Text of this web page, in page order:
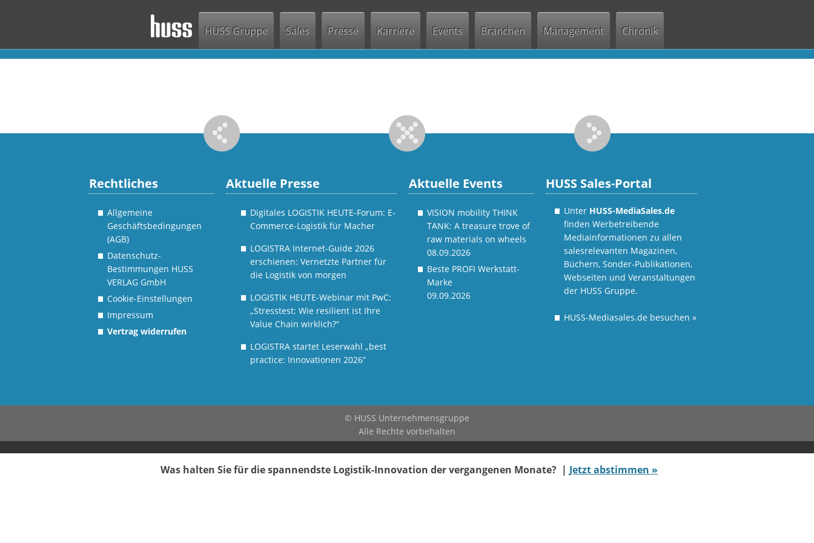
HUSS Gruppe
Sales Presse Karriere Events Branchen Management Chronik
Rechtliches
Allgemeine
Geschäftsbedingungen
(AGB)
Datenschutz-
Bestimmungen HUSS
VERLAG GmbH
Cookie-Einstellungen
Impressum
Vertrag widerrufen
Aktuelle Presse
Digitales LOGISTIK HEUTE-Forum: E-
Commerce-Logistik für Macher
LOGISTRA Internet-Guide 2026
erschienen: Vernetzte Partner für
die Logistik von morgen
LOGISTIK HEUTE-Webinar mit PwC:
„Stresstest: Wie resilient ist Ihre
Value Chain wirklich?“
LOGISTRA startet Leserwahl „best
practice: Innovationen 2026“
Aktuelle Events
VISION mobility THINK
TANK: A treasure trove of
raw materials on wheels
08.09.2026
Beste PROFI Werkstatt-
Marke
09.09.2026
HUSS Sales-Portal
Unter HUSS-MediaSales.de
finden Werbetreibende
Mediainformationen zu allen
salesrelevanten Magazinen,
Büchern, Sonder-Publikationen,
Webseiten und Veranstaltungen
der HUSS Gruppe.
HUSS-Mediasales.de besuchen»
© HUSS Unternehmensgruppe
Alle Rechte vorbehalten
Was halten Sie für die spannendste Logistik-Innovation der vergangenen Monate? | Jetzt abstimmen »